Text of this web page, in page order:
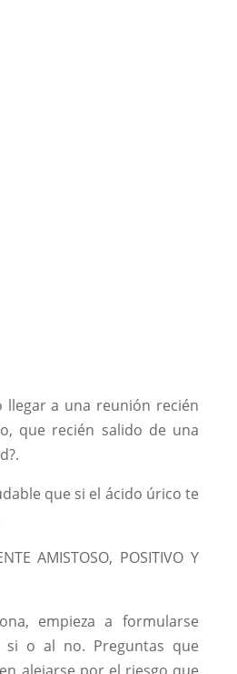
llegar a una reunión recién
que recién salido de una
que si el ácido úrico te
AMISTOSO, POSITIVO Y
empieza a formularse
si o al no. Preguntas que